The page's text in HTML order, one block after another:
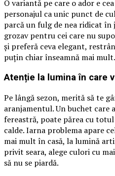
O variantă pe care o ador e
personajul ca unic punct de
parcă un fulg de nea ridicat în
grozav pentru cei care nu
și preferă ceva elegant,
puțin chiar înseamnă mai mult.
Atenție la lumina în care
Pe lângă sezon, merită să te
aranjamentul. Un buchet care
fereastră, poate părea cu
calde. Iarna problema apare
mai mult în casă, la lumină
privit seara, alege culori cu
să nu se piardă.